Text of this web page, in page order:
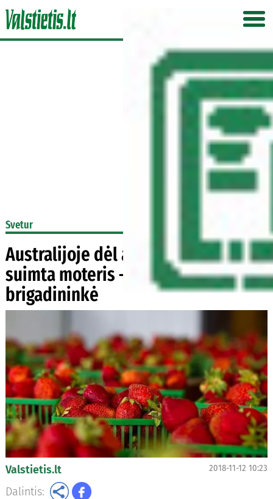
Svetur
Australijoje dėl adatų braškėse
suimta moteris – fabriko
brigadininkė
Valstietis.lt 2018-11-12 10:23
Dalintis: